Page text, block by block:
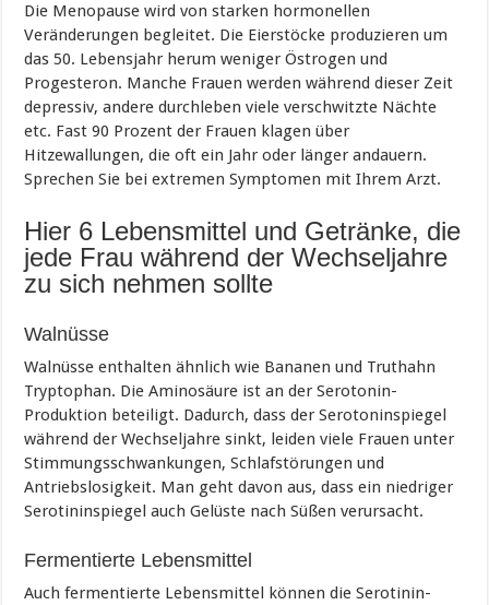
Die Menopause wird von starken hormonellen
Veränderungen begleitet. Die Eierstöcke produzieren um
das 50. Lebensjahr herum weniger Östrogen und
Progesteron. Manche Frauen werden während dieser Zeit
depressiv, andere durchleben viele verschwitzte Nächte
etc. Fast 90 Prozent der Frauen klagen über
Hitzewallungen, die oft ein Jahr oder länger andauern.
Sprechen Sie bei extremen Symptomen mit Ihrem Arzt.
Hier 6 Lebensmittel und Getränke, die
jede Frau während der Wechseljahre
zu sich nehmen sollte
Walnüsse
Walnüsse enthalten ähnlich wie Bananen und Truthahn
Tryptophan. Die Aminosäure ist an der Serotonin-
Produktion beteiligt. Dadurch, dass der Serotoninspiegel
während der Wechseljahre sinkt, leiden viele Frauen unter
Stimmungsschwankungen, Schlafstörungen und
Antriebslosigkeit. Man geht davon aus, dass ein niedriger
Serotininspiegel auch Gelüste nach Süßen verursacht.
Fermentierte Lebensmittel
Auch fermentierte Lebensmittel können die Serotinin-